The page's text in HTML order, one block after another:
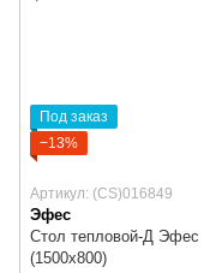
Под заказ
−13%
Артикул: (CS)016849
Эфес
Стол тепловой-Д Эфес
(1500х800)